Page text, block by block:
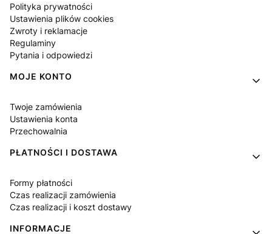
Polityka prywatności
Ustawienia plików cookies
Zwroty i reklamacje
Regulaminy
Pytania i odpowiedzi
MOJE KONTO
Twoje zamówienia
Ustawienia konta
Przechowalnia
PŁATNOŚCI I DOSTAWA
Formy płatności
Czas realizacji zamówienia
Czas realizacji i koszt dostawy
INFORMACJE